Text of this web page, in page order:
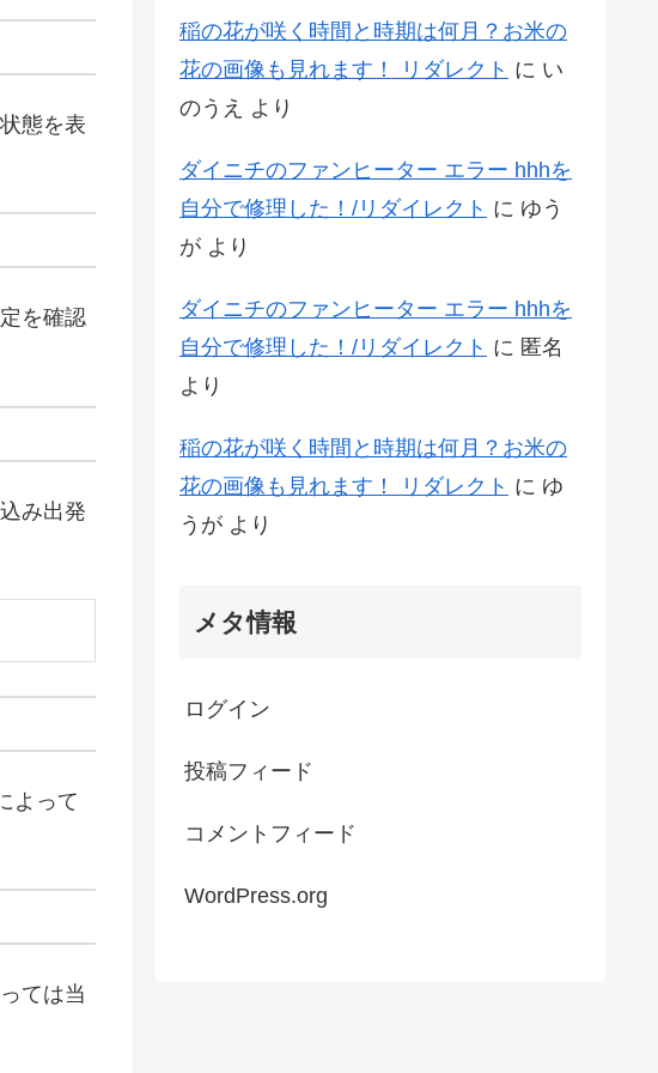
態を表
を確認
み出発
よって
ては当
稲の花が咲く時間と時期は何月？お米の
花の画像も見れます！ リダレクト に い
のうえ
より
ダイニチのファンヒーター エラー hhhを
自分で修理した！/リダイレクト に ゆう
が より
ダイニチのファンヒーター エラー hhhを
自分で修理した！/リダイレクト に 匿名
より
稲の花が咲く時間と時期は何月？お米の
花の画像も見れます！ リダレクト に ゆ
うが より
メタ情報
ログイン
投稿フィード
コメントフィード
WordPress.org